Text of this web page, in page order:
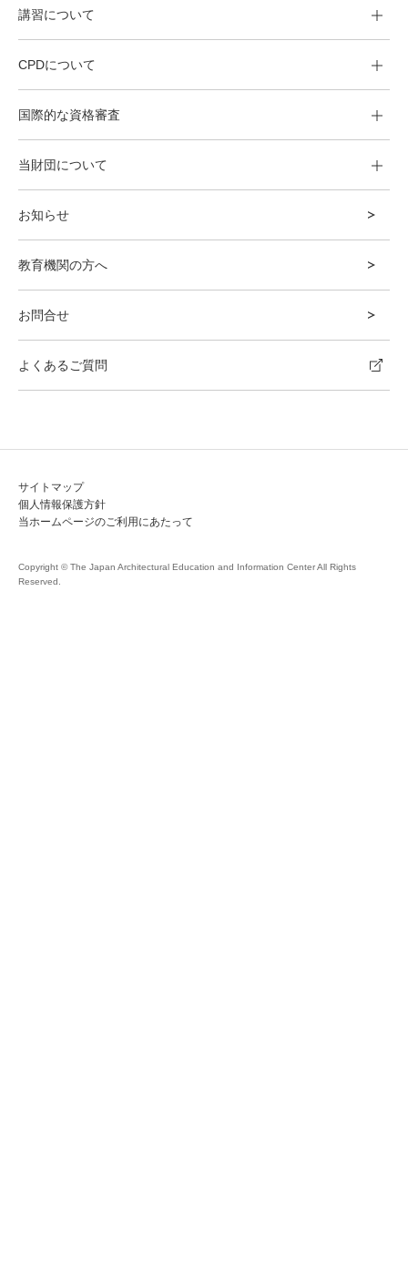
講習について
CPDについて
国際的な資格審査
当財団について
お知らせ
教育機関の方へ
お問合せ
よくあるご質問
サイトマップ
個人情報保護方針
当ホームページのご利用にあたって
Copyright © The Japan Architectural Education and Information Center All Rights
Reserved.